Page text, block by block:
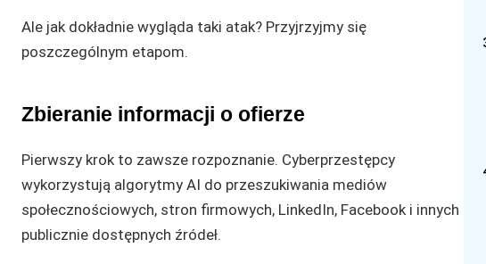
Ale jak dokładnie wygląda taki atak? Przyjrzyjmy się
poszczególnym etapom.
Zbieranie informacji o ofierze
Pierwszy krok to zawsze rozpoznanie. Cyberprzestępcy
wykorzystują algorytmy AI do przeszukiwania mediów
społecznościowych, stron firmowych, LinkedIn, Facebook i innych
publicznie dostępnych źródeł.